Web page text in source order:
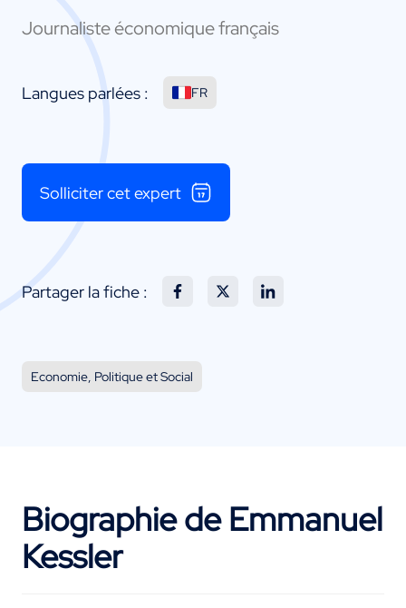
Journaliste économique français
Langues parlées : FR
Solliciter cet expert
Partager la fiche :
Economie, Politique et Social
Biographie de Emmanuel
Kessler